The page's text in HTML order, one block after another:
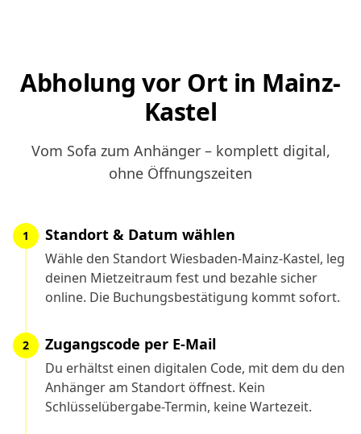
Abholung vor Ort in Mainz-
Kastel
Vom Sofa zum Anhänger – komplett digital,
ohne Öffnungszeiten
1 Standort & Datum wählen
Wähle den Standort Wiesbaden-Mainz-Kastel, leg
deinen Mietzeitraum fest und bezahle sicher
online. Die Buchungsbestätigung kommt sofort.
2 Zugangscode per E-Mail
Du erhältst einen digitalen Code, mit dem du den
Anhänger am Standort öffnest. Kein
Schlüsselübergabe-Termin, keine Wartezeit.